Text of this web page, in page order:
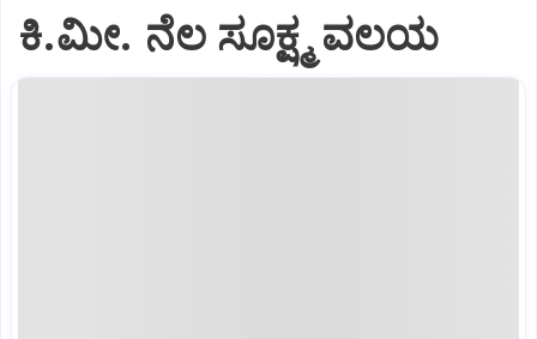
ಕಿ.ಮೀ. ನೆಲ ಸೂಕ್ಷ್ಮ ವಲಯ